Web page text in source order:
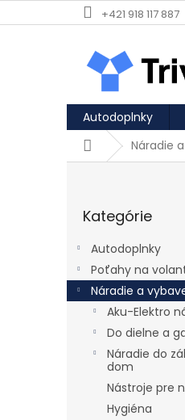
Prejsť na obsah +421 918 117 887
Autodoplnky
DomovNáradie
Kategórie
Autodoplnky
Poťahy na
Náradie a
Aku-Elektro
Do dielne a
Náradie do
dom
Nástroje pre
Hygiéna